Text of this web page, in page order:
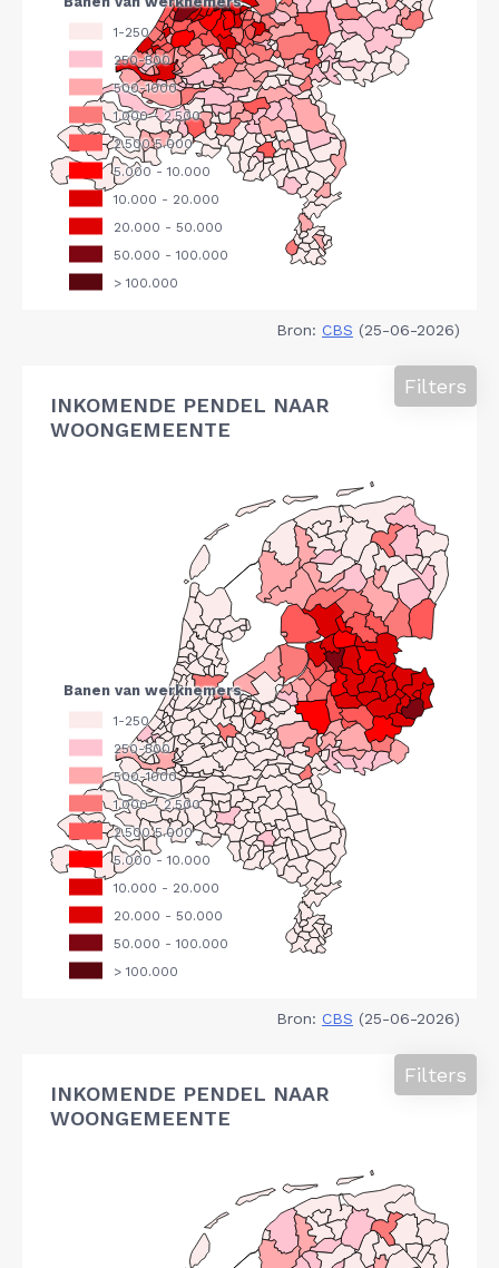
Bron: CBS (25-06-2026)
INKOMENDE PENDEL NAAR
WOONGEMEENTE
Filters
Bron: CBS (25-06-2026)
INKOMENDE PENDEL NAAR
WOONGEMEENTE
Filters